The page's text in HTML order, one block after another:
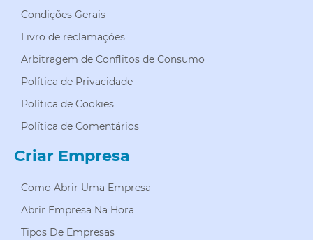
Condições Gerais
Livro de reclamações
Arbitragem de Conflitos de Consumo
Política de Privacidade
Política de Cookies
Política de Comentários
Criar Empresa
Como Abrir Uma Empresa
Abrir Empresa Na Hora
Tipos De Empresas